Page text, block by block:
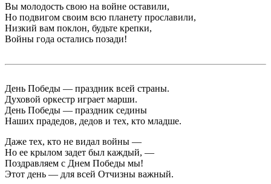
Вы молодость свою на войне оставили,
Но подвигом своим всю планету прославили,
Низкий вам поклон, будьте крепки,
Войны года остались позади!
День Победы — праздник всей страны.
Духовой оркестр играет марши.
День Победы — праздник седины
Наших прадедов, дедов и тех, кто младше.
Даже тех, кто не видал войны —
Но ее крылом задет был каждый, —
Поздравляем с Днем Победы мы!
Этот день — для всей Отчизны важный.